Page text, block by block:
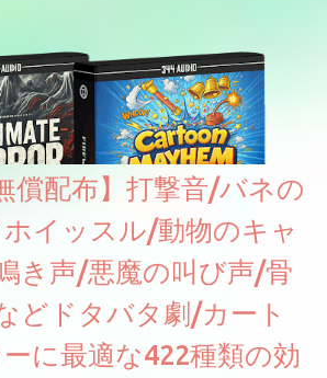
償配布】打撃音/バネの
イッスル/動物のキャ
き声/悪魔の叫び声/骨
どドタバタ劇/カート
に最適な422種類の効